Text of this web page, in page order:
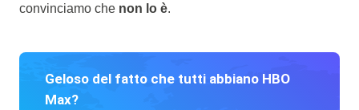
convinciamo chenon lo è.
Geloso del fatto che tutti abbiano HBO
Max?